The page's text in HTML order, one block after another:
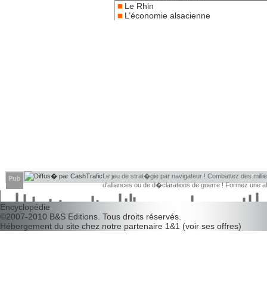
Le Rhin
L’économie alsacienne
Pub
Le jeu de strat�gie par navigateur ! Combattez des
d'alliances ou de d�clarations de guerre ! Formez une
d�couvrir leurs faiblesses !
Encyclopédie
©2007-2010 B&S Editions . Tous droits réservés.
Hébergement du site chez notre partenaire 1&1 (voir ses offres)